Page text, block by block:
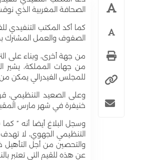
الصحافة المغربية الذي
كما أكد المكتب التنفيدي
الصفوف والعمل المشترك
من جهة أخرى، وبناء على
من جهات المملكة، يشير
للمجلس الفيدرالي يمكن
وعلى الصعيد التنظيمي،
خنيفرة في شهر مارس
وسجل البلاغ أيضا أنه ” كما
التنظيمي الجهوي، لا تهدف
والتحصين من أجل
عن هذه للقيم التي تعتبر